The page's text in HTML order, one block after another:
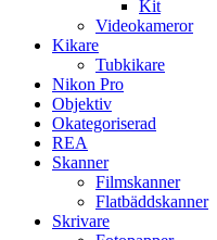
Kit
Videokameror
Kikare
Tubkikare
Nikon Pro
Objektiv
Okategoriserad
REA
Skanner
Filmskanner
Flatbäddskanner
Skrivare